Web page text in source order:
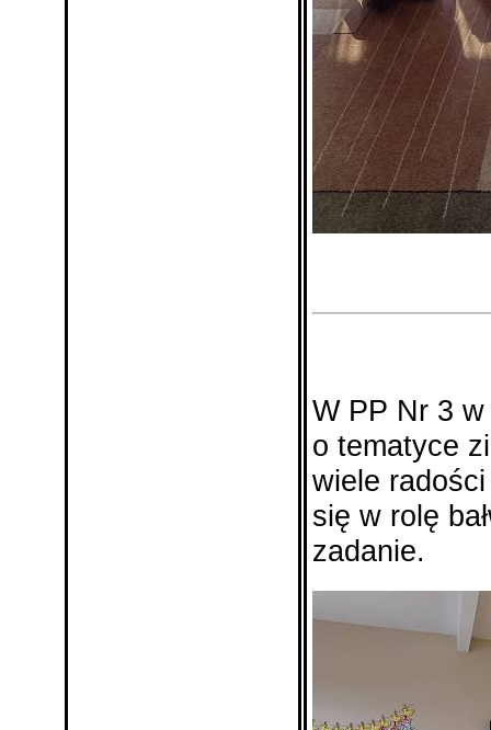
W PP Nr 3
o tematyce
wiele
się w rolę
zadanie.